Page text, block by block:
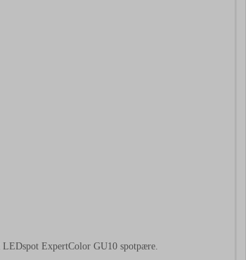
ExpertColor GU10 spotpære.